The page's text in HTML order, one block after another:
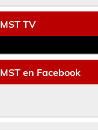
MST TV
MST en Facebook